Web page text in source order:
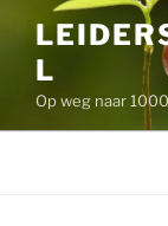
L
Op weg naar